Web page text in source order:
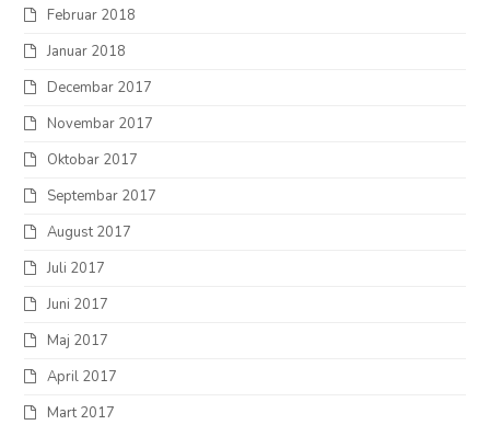
Februar 2018
Januar 2018
Decembar 2017
Novembar 2017
Oktobar 2017
Septembar 2017
August 2017
Juli 2017
Juni 2017
Maj 2017
April 2017
Mart 2017